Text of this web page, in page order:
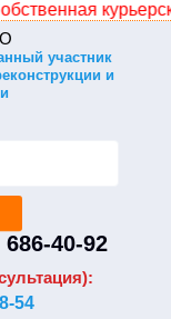
курьерская
участник
и
686-40-92
54
ценовое